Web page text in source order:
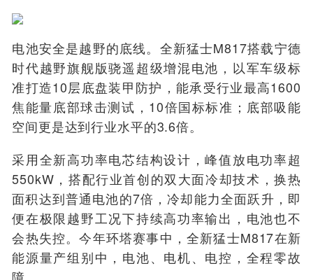
电池安全是越野的底线。全新猛士M817搭载宁德
时代越野旗舰版骁遥超级增混电池，以军车级标
准打造10层底盘装甲防护，能承受行业最高1600
焦能量底部球击测试，10倍国标标准；底部吸能
空间更是达到行业水平的3.6倍。
采用全新高功率电芯结构设计，峰值放电功率超
550kW，搭配行业首创的双大面冷却技术，换热
面积达到普通电池的7倍，冷却能力全面跃升，即
便在极限越野工况下持续高功率输出，电池也不
会热失控。今年环塔赛事中，全新猛士M817在新
能源量产组别中，电池、电机、电控，全程零故